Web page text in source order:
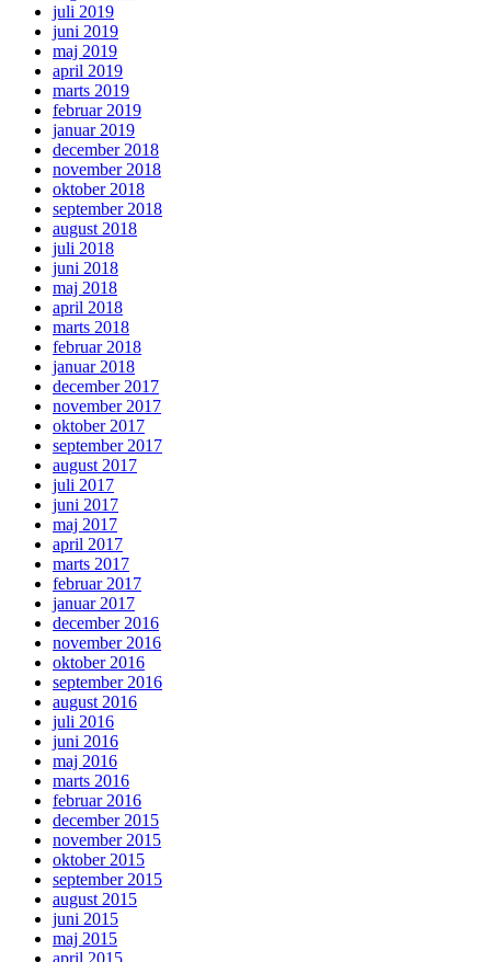
juli 2019
juni 2019
maj 2019
april 2019
marts 2019
februar 2019
januar 2019
december 2018
november 2018
oktober 2018
september 2018
august 2018
juli 2018
juni 2018
maj 2018
april 2018
marts 2018
februar 2018
januar 2018
december 2017
november 2017
oktober 2017
september 2017
august 2017
juli 2017
juni 2017
maj 2017
april 2017
marts 2017
februar 2017
januar 2017
december 2016
november 2016
oktober 2016
september 2016
august 2016
juli 2016
juni 2016
maj 2016
marts 2016
februar 2016
december 2015
november 2015
oktober 2015
september 2015
august 2015
juni 2015
maj 2015